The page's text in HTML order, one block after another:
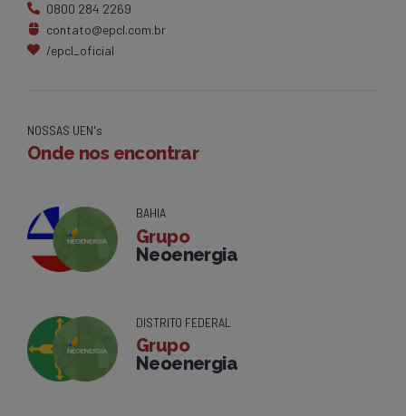
0800 284 2269
contato@epcl.com.br
/epcl_oficial
NOSSAS UEN's
Onde nos encontrar
BAHIA
Grupo
Neoenergia
DISTRITO FEDERAL
Grupo
Neoenergia